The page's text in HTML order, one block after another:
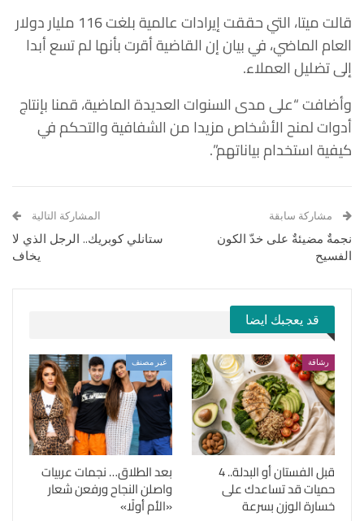
قالت ميتا، التي حققت إيرادات عالمية بلغت 116 مليار دولار
العام الماضي، في بيان إن القاضية أقرت بأنها لم تسع أبدا
إلى تضليل العملاء.
وأضافت “على مدى السنوات العديدة الماضية، قمنا بإنتاج
أدوات لمنح الأشخاص مزيدا من الشفافية والتحكم في
كيفية استخدام بياناتهم”.
مشاركة سابقة
نجمةٌ مضيئةٌ على خدّ الكون
الفسيح
المشاركة التالية
ستانلي كوبريك.. الرجل الذي لا
يخاف
قد يعجبك ايضا
رشاقة
قبل الفستان أو البدلة.. 4
حميات قد تساعدك على
خسارة الوزن بسرعة
غير مصنف
بعد الطلاق… نجمات عربيات
واصلن النجاح ورفعن شعار
«الأم أولًا»